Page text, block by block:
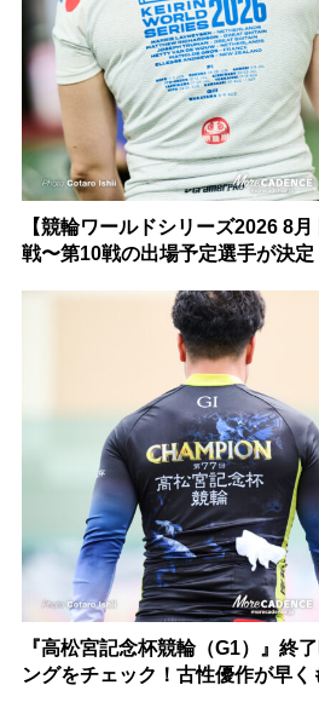
【競輪ワールドシリーズ2026 8
戦〜第10戦の出場予定選手が決定
『高松宮記念杯競輪（G1）』終
ングをチェック！古性優作が早く